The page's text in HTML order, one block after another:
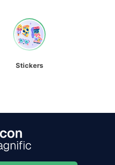
Stickers